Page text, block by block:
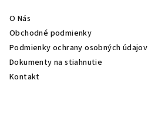
O Nás
Obchodné podmienky
Podmienky ochrany osobných údajov
Dokumenty na stiahnutie
Kontakt